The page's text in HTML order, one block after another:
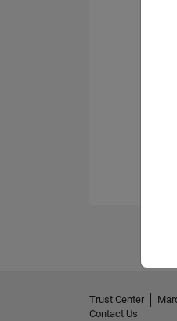
Trust Center
Contact Us